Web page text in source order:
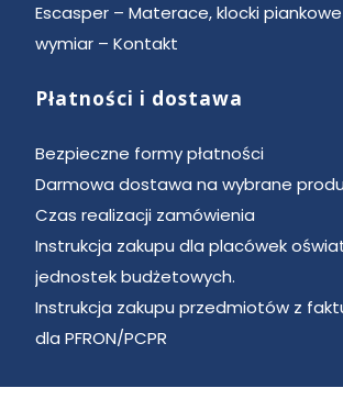
Escasper – Materace, klocki
wymiar – Kontakt
Płatności i dostawa
Bezpieczne formy płatności
Darmowa dostawa na wybrane
Czas realizacji zamówienia
Instrukcja zakupu dla placówek
jednostek budżetowych.
Instrukcja zakupu przedmiotów z
dla PFRON/PCPR